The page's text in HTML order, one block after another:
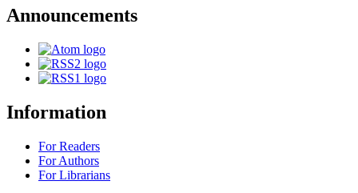
Announcements
Information
For Readers
For Authors
For Librarians